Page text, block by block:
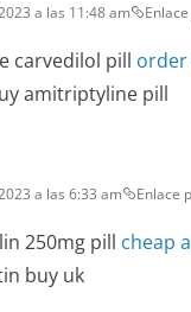
a las 11:48 am
carvedilol pill
amitriptyline pill
a las 6:33 am Enlace
250mg pill cheap
buy uk